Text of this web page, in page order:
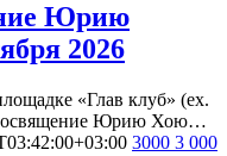
Юрию
2026
«Глав клуб» (ex.
посвящение Юрию Хою…
3000 3 000